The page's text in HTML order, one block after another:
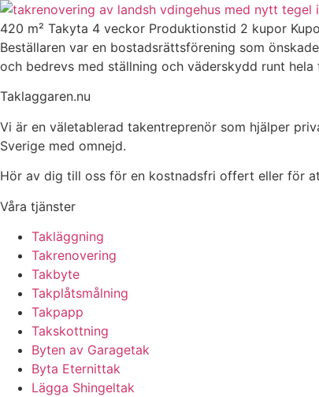
420 m² Takyta 4 veckor Produktionstid 2 kupor
Beställaren var en bostadsrättsförening som
och bedrevs med ställning och väderskydd runt
Taklaggaren.nu
Vi är en väletablerad takentreprenör som hjälper
Sverige med omnejd.
Hör av dig till oss för en kostnadsfri offert eller för
Våra tjänster
Takläggning
Takrenovering
Takbyte
Takplåtsmålning
Takpapp
Takskottning
Byten av Garagetak
Byta Eternittak
Lägga Shingeltak